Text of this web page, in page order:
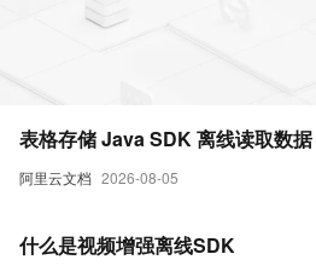
阿里云文档 2026-08-05
表格存储 Java SDK 离线读取数据
什么是视频增强离线SDK